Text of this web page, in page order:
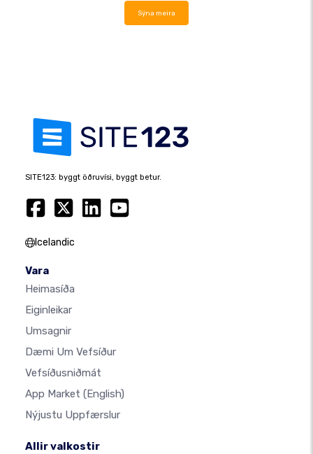
Sýna meira
SITE123: byggt öðruvísi, byggt betur.
Icelandic
Vara
Heimasíða
Eiginleikar
Umsagnir
Dæmi Um Vefsíður
Vefsíðusniðmát
App Market (English)
Nýjustu Uppfærslur
Allir valkostir